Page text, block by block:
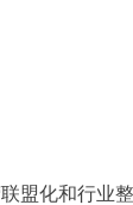
盟化和行业